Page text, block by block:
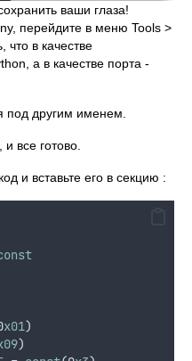
ваши глаза!
перейдите в меню Tools >
что в качестве
а в качестве порта -
под другим именем.
все готово.
и вставьте его в секцию :
x01)
)